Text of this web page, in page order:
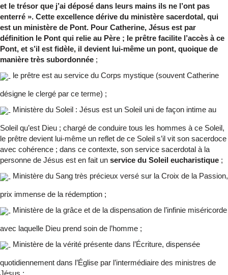
et le trésor que j’ai déposé dans leurs mains ils ne l’ont pas
enterré ». Cette excellence dérive du ministère sacerdotal, qui
est un ministère de Pont. Pour Catherine, Jésus est par
définition le Pont qui relie au Père ; le prêtre facilite l’accès à ce
Pont, et s’il est fidèle, il devient lui-même un pont, quoique de
manière très subordonnée ;
le prêtre est au service du Corps mystique (souvent Catherine
désigne le clergé par ce terme) ;
Ministère du Soleil : Jésus est un Soleil uni de façon intime au
Soleil qu’est Dieu ; chargé de conduire tous les hommes à ce Soleil,
le prêtre devient lui-même un reflet de ce Soleil s’il vit son sacerdoce
avec cohérence ; dans ce contexte, son service sacerdotal à la
personne de Jésus est en fait un service du Soleil eucharistique ;
Ministère du Sang très précieux versé sur la Croix de la Passion,
prix immense de la rédemption ;
Ministère de la grâce et de la dispensation de l’infinie miséricorde
avec laquelle Dieu prend soin de l’homme ;
Ministère de la vérité présente dans l’Écriture, dispensée
quotidiennement dans l’Église par l’intermédiaire des ministres de
Jésus ;